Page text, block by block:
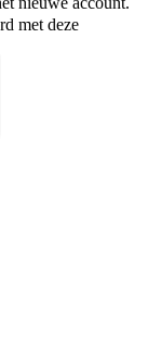
met deze